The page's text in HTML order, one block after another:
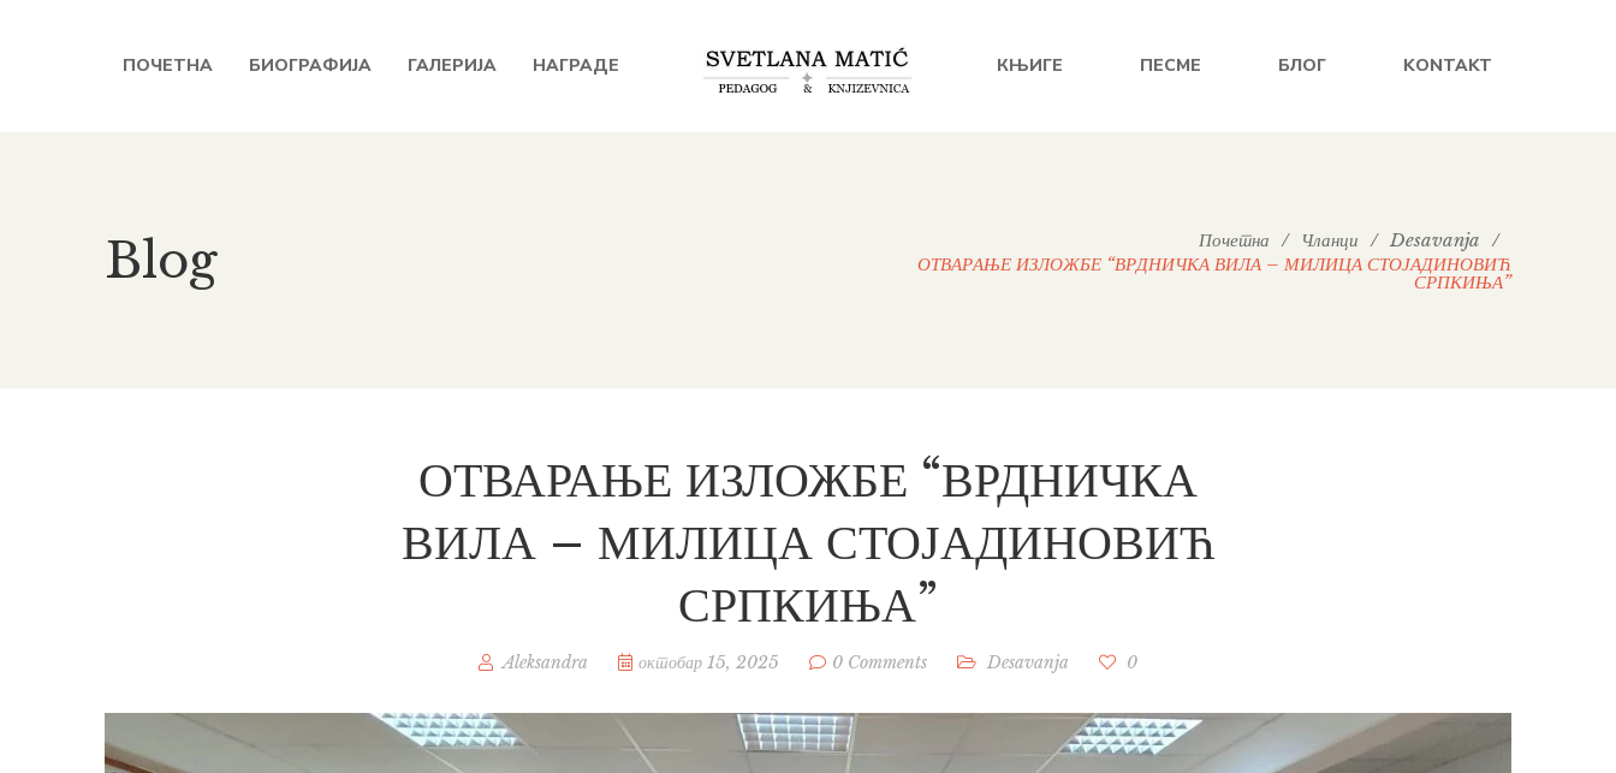
ПОЧЕТНА БИОГРАФИЈА ГАЛЕРИЈА НАГРАДЕ КЊИГЕ ПЕСМЕ БЛОГ KONTAKT
Blog Почетна / Чланци / Desavanja /
ОТВАРАЊЕ ИЗЛОЖБЕ “ВРДНИЧКА ВИЛА – МИЛИЦА СТОЈАДИНОВИЋ
СРПКИЊА”
ОТВАРАЊЕ ИЗЛОЖБЕ “ВРДНИЧКА
ВИЛА – МИЛИЦА СТОЈАДИНОВИЋ
СРПКИЊА”
Aleksandra октобар 15, 2025 0 Comments Desavanja 0